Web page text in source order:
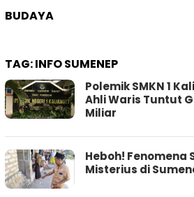
BUDAYA
TAG:INFO SUMENEP
Polemik SMKN 1
Ahli Waris Tuntut
Miliar
Heboh! Fenomena
Misterius di